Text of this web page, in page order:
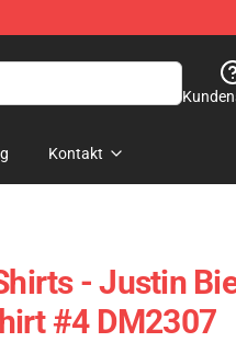
Kontakt
- Justin
#4 DM2307